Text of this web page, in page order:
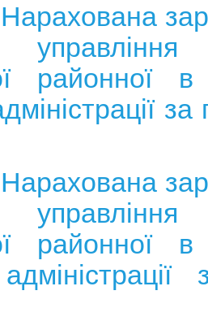
Нарахована
управління
районної в
Нарахована
управління
районної в